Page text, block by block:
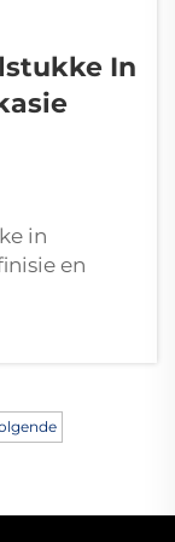
In
in
en
op as
werk hulle